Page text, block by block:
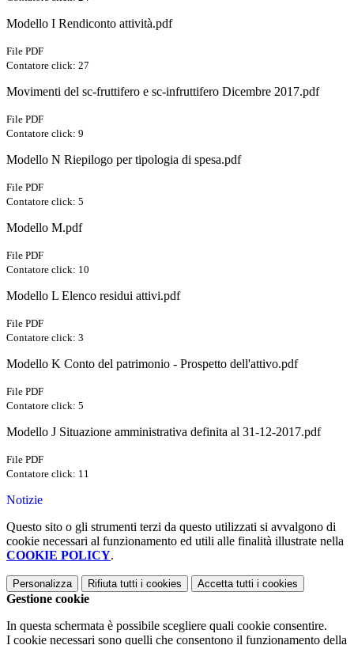
Modello I Rendiconto attività.pdf
File PDF
Contatore click: 27
Movimenti del sc-fruttifero e sc-infruttifero Dicembre 2017.pdf
File PDF
Contatore click: 9
Modello N Riepilogo per tipologia di spesa.pdf
File PDF
Contatore click: 5
Modello M.pdf
File PDF
Contatore click: 10
Modello L Elenco residui attivi.pdf
File PDF
Contatore click: 3
Modello K Conto del patrimonio - Prospetto dell'attivo.pdf
File PDF
Contatore click: 5
Modello J Situazione amministrativa definita al 31-12-2017.pdf
File PDF
Contatore click: 11
Notizie
Questo sito o gli strumenti terzi da questo utilizzati si avvalgono di
cookie necessari al funzionamento ed utili alle finalità illustrate nella
COOKIE POLICY.
Personalizza Rifiuta tutti i cookies Accetta tutti i cookies
Gestione cookie
In questa schermata è possibile scegliere quali cookie consentire.
I cookie necessari sono quelli che consentono il funzionamento della